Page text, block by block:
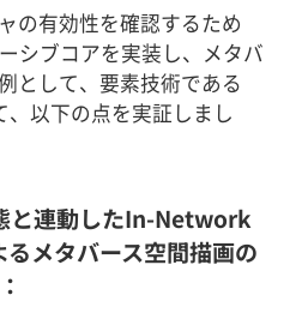
の有効性を確認するため
シブコアを実装し、メタバ
として、要素技術である
、以下の点を実証しまし
と連動したIn-Network
メタバース空間描画の